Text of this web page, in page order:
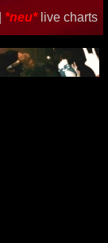
*neu* live charts